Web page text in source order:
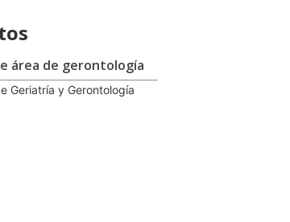
área de gerontología
Geriatría y Gerontología